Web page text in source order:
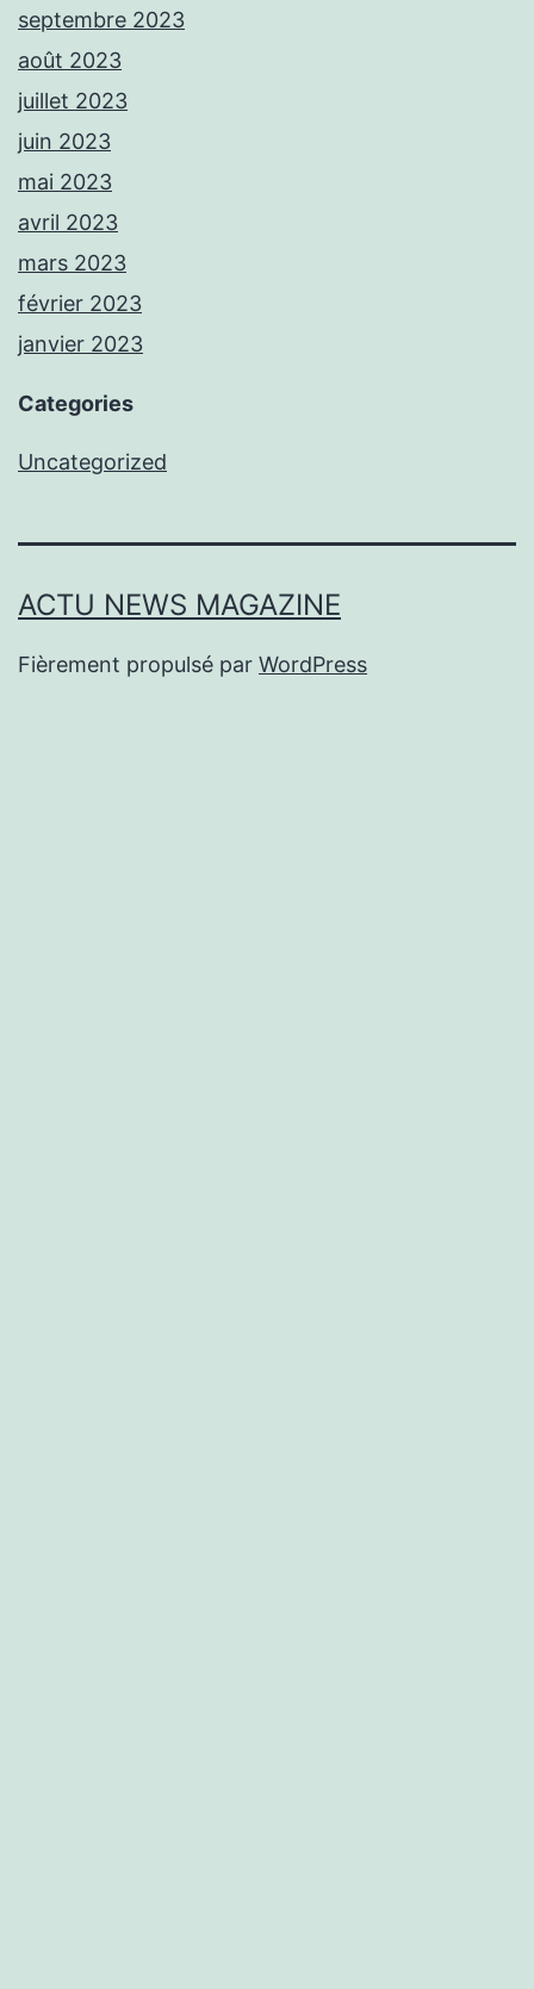
septembre 2023
août 2023
juillet 2023
juin 2023
mai 2023
avril 2023
mars 2023
février 2023
janvier 2023
Categories
Uncategorized
ACTU NEWS MAGAZINE
Fièrement propulsé par WordPress